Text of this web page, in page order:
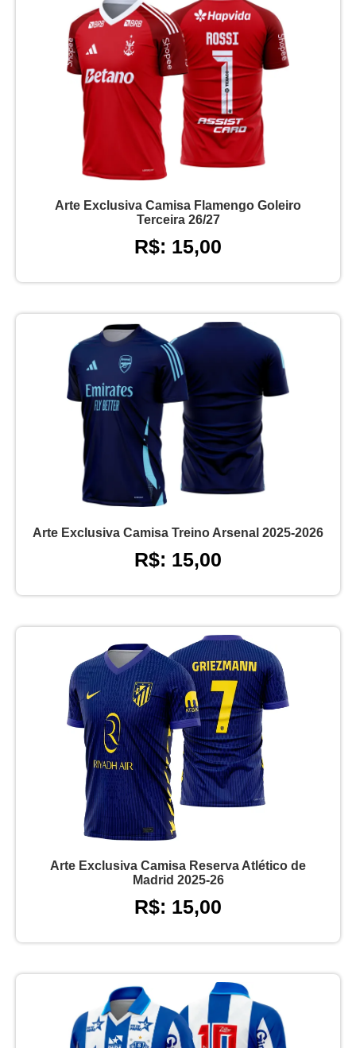
Arte Exclusiva Camisa Flamengo Goleiro
Terceira 26/27
R$: 15,00
Arte Exclusiva Camisa Treino Arsenal 2025-2026
R$: 15,00
Arte Exclusiva Camisa Reserva Atlético de
Madrid 2025-26
R$: 15,00